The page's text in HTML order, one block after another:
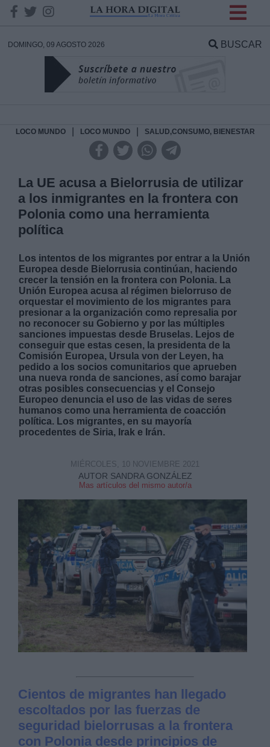
DOMINGO, 09 AGOSTO 2026 BUSCAR
LOCO MUNDO LOCO MUNDO SALUD,CONSUMO, BIENESTAR
La UE acusa a Bielorrusia de utilizar
a los inmigrantes en la frontera con
Polonia como una herramienta
política
Los intentos de los migrantes por entrar a la Unión
Europea desde Bielorrusia continúan, haciendo
crecer la tensión en la frontera con Polonia. La
Unión Europea acusa al régimen bielorruso de
orquestar el movimiento de los migrantes para
presionar a la organización como represalia por
no reconocer su Gobierno y por las múltiples
sanciones impuestas desde Bruselas. Lejos de
conseguir que estas cesen, la presidenta de la
Comisión Europea, Ursula von der Leyen, ha
pedido a los socios comunitarios que aprueben
una nueva ronda de sanciones, así como barajar
otras posibles consecuencias y el Consejo
Europeo denuncia el uso de las vidas de seres
humanos como una herramienta de coacción
política. Los migrantes, en su mayoría
procedentes de Siria, Irak e Irán.
AUTOR SANDRA GONZÁLEZ
Mas artículos del mismo autor/a
MIÉRCOLES, 10 NOVIEMBRE 2021
Cientos de migrantes han llegado
escoltados por las fuerzas de
seguridad bielorrusas a la frontera
con Polonia desde principios de
DATOS
Responsable:
Legitimación:
Derechos:
link
Información adicional
link